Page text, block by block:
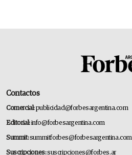
Contactos
Comercial:publicidad@forbesargentina.com
Editorial:info@forbesargentina.com
Summit:summitforbes@forbesargentina.com
Suscripciones:suscripciones@forbes.ar